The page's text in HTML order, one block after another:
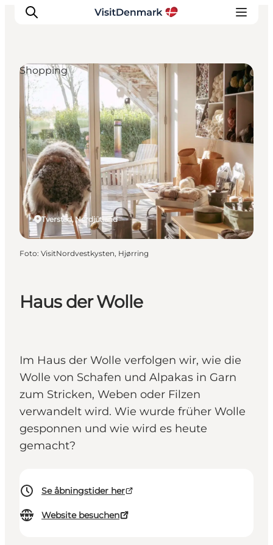
Inspiration
Regionen
Erlebnisse
Unterkünfte
Reiseplanung
Haus der Wolle
Im Haus der Wolle verfolgen wir, wie die
Wolle von Schafen und Alpakas in Garn
zum Stricken, Weben oder Filzen
verwandelt wird. Wie wurde früher Wolle
gesponnen und wie wird es heute
gemacht?
Se åbningstider her
Website besuchen
Tversted, Nordjütland
Shopping
Foto: VisitNordvestkysten, Hjørring